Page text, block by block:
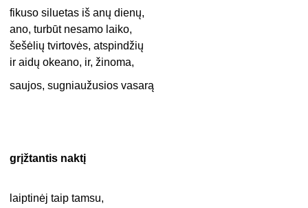
fikuso siluetas iš anų dienų,
ano, turbūt nesamo laiko,
šešėlių tvirtovės, atspindžių
ir aidų okeano, ir, žinoma,
saujos, sugniaužusios vasarą
grįžtantis naktį
laiptinėj taip tamsu,